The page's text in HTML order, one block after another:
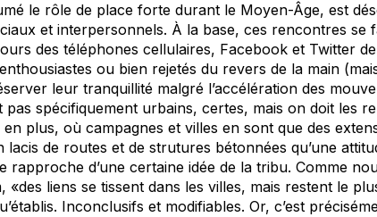
le rôle de place forte durant le Moyen-Âge, est
et interpersonnels. À la base, ces rencontres se
des téléphones cellulaires, Facebook et Twitter
ou bien rejetés du revers de la main
leur tranquillité malgré l’accélération des
pas spécifiquement urbains, certes, mais on doit les
en plus, où campagnes et villes en sont que des
lacis de routes et de strutures bétonnées qu’une
rapproche d’une certaine idée de la tribu. Comme
«des liens se tissent dans les villes, mais restent le
Inconclusifs et modifiables. Or, c’est